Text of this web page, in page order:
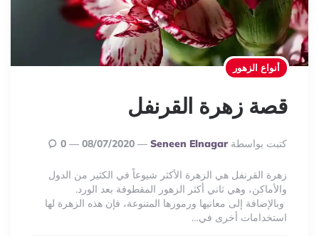
أنواع الزهور
قصة زهرة القرنفل
Posted
By
كتبت بواسطة Seneen Elnagar
08/07/2020
0
زهرة القرنفل هي الزهرة الأكثر شيوعاً في الكثير من الدول
والأماكن، وهي ثاني أكثر الزهور المقطوفة بعد الورد.
وبالإضافة إلى معانيها ورموزها المتنوعة، فإن هذه الزهرة لها
استخدامات أخرى في…